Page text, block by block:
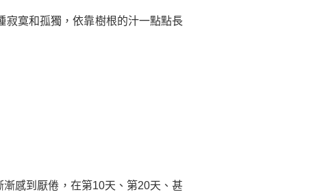
寞和孤獨，依靠樹根的汁一點點長
感到厭倦，在第10天、第20天、甚